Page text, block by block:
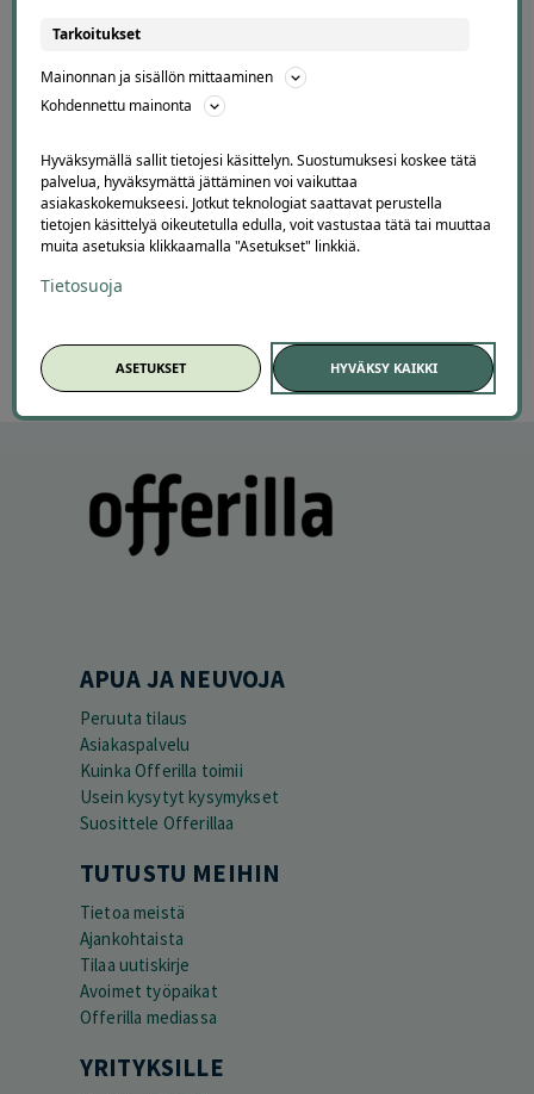
Lisätty
7
of
60
7 / 60
APUA JA NEUVOJA
Peruuta tilaus
Asiakaspalvelu
Kuinka Offerilla toimii
Usein kysytyt kysymykset
Suosittele Offerillaa
TUTUSTU MEIHIN
Tietoa meistä
Ajankohtaista
Tilaa uutiskirje
Avoimet työpaikat
Offerilla mediassa
YRITYKSILLE
Tarkoitukset
Mainonnan ja sisällön mittaaminen
Kohdennettu mainonta
Hyväksymällä sallit tietojesi käsittelyn. Suostumuksesi koskee tätä
palvelua, hyväksymättä jättäminen voi vaikuttaa
asiakaskokemukseesi. Jotkut teknologiat saattavat perustella
tietojen käsittelyä oikeutetulla edulla, voit vastustaa tätä tai muuttaa
muita asetuksia klikkaamalla "Asetukset" linkkiä.
Tietosuoja
ASETUKSET HYVÄKSY KAIKKI